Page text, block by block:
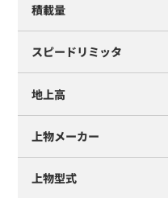
積載量
スピードリミッタ
地上高
上物メーカー
上物型式